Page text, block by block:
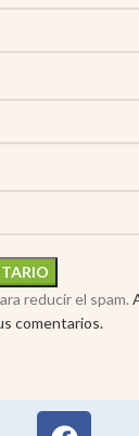
reducir el spam.
comentarios.